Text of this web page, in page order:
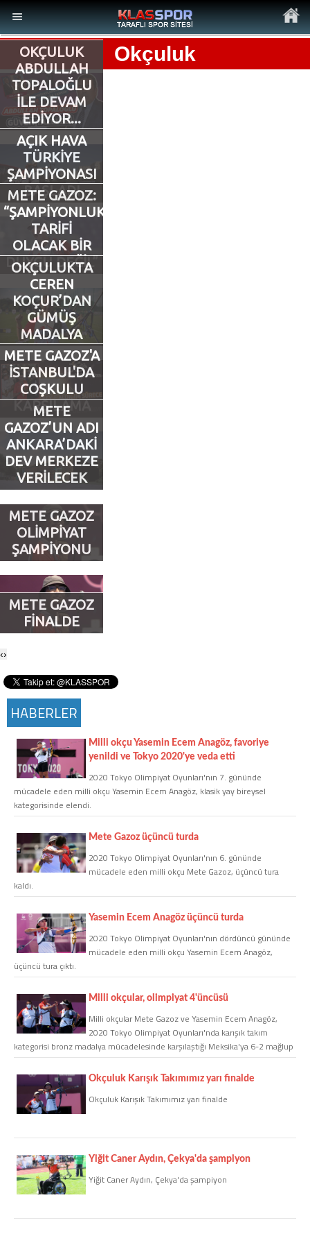
MENÜ
Ana Sayfa
Son Dakika Haberler
Foto Galeri
Video Galeri
Ankara Takımları
Futbol
Basketbol
Voleybol
Hentbol
Bisiklet
Diğer Sporlar
Facebook
Twitter
Google Plus
Instagram
Hakkımızda
Hakkımızda
Blog
Künye
Web Sürüme Geç
COPYLEFT 2014. AGB Bilişim Teknolojileri
Okçuluk
OKÇULUK
ABDULLAH
TOPALOĞLU
İLE DEVAM
EDİYOR...
AÇIK HAVA
TÜRKİYE
ŞAMPİYONASI
BAŞLADI
METE GAZOZ:
“ŞAMPİYONLUK
TARİFİ
OLACAK BİR
DUYGU DEĞİL”
OKÇULUKTA
CEREN
KOÇUR’DAN
GÜMÜŞ
MADALYA
METE GAZOZ'A
İSTANBUL'DA
COŞKULU
KARŞILAMA
METE
GAZOZ’UN ADI
ANKARA’DAKİ
DEV MERKEZE
VERİLECEK
METE GAZOZ
OLİMPİYAT
ŞAMPİYONU
METE GAZOZ
FİNALDE
‹›
HABERLER
Milli okçu Yasemin Ecem Anagöz, favoriye
yenildi ve Tokyo 2020'ye veda etti
2020 Tokyo Olimpiyat Oyunları'nın 7. gününde
mücadele eden milli okçu Yasemin Ecem Anagöz, klasik yay bireysel
kategorisinde elendi.
Mete Gazoz üçüncü turda
2020 Tokyo Olimpiyat Oyunları'nın 6. gününde
mücadele eden milli okçu Mete Gazoz, üçüncü tura
kaldı.
Yasemin Ecem Anagöz üçüncü turda
2020 Tokyo Olimpiyat Oyunları'nın dördüncü gününde
mücadele eden milli okçu Yasemin Ecem Anagöz,
üçüncü tura çıktı.
Milli okçular, olimpiyat 4'üncüsü
Milli okçular Mete Gazoz ve Yasemin Ecem Anagöz,
2020 Tokyo Olimpiyat Oyunları'nda karışık takım
kategorisi bronz madalya mücadelesinde karşılaştığı Meksika'ya 6-2 mağlup
oldu.
Okçuluk Karışık Takımımız yarı finalde
Okçuluk Karışık Takımımız yarı finalde
Yiğit Caner Aydın, Çekya'da şampiyon
Yiğit Caner Aydın, Çekya'da şampiyon